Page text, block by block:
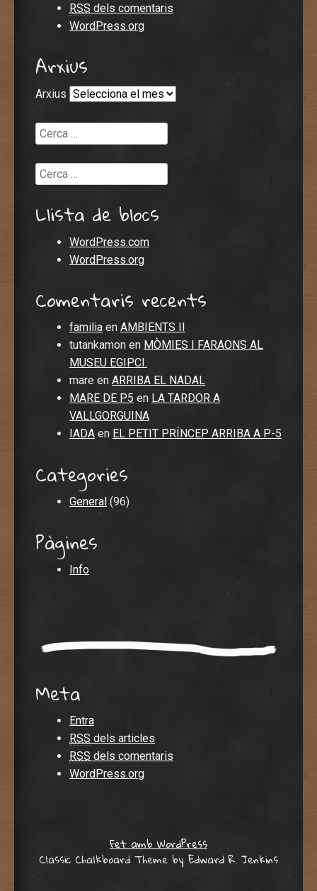
RSS dels comentaris
WordPress.org
Arxius
Arxius
Cerca
Cerca
Llista de blocs
WordPress.com
WordPress.org
Comentaris recents
familia en AMBIENTS II
tutankamon en MÒMIES I FARAONS AL
MUSEU EGIPCI.
mare en ARRIBA EL NADAL
MARE DE P5 en LA TARDOR A
VALLGORGUINA
IADA en EL PETIT PRÍNCEP ARRIBA A P-5
Categories
General (96)
Pàgines
Info
Meta
Entra
RSS dels articles
RSS dels comentaris
WordPress.org
Fet amb WordPress
Classic Chalkboard Theme by Edward R. Jenkins